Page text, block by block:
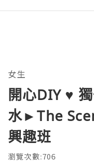
女生
開心DIY ♥
水►The
興趣班
瀏覽次數:706